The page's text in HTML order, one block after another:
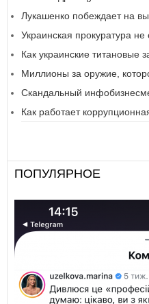
Лукашенко побеждает на
Украинская прокуратура
Как украинские титановые
Миллионы за оружие,
Скандальный
Как работает
ПОПУЛЯРНОЕ